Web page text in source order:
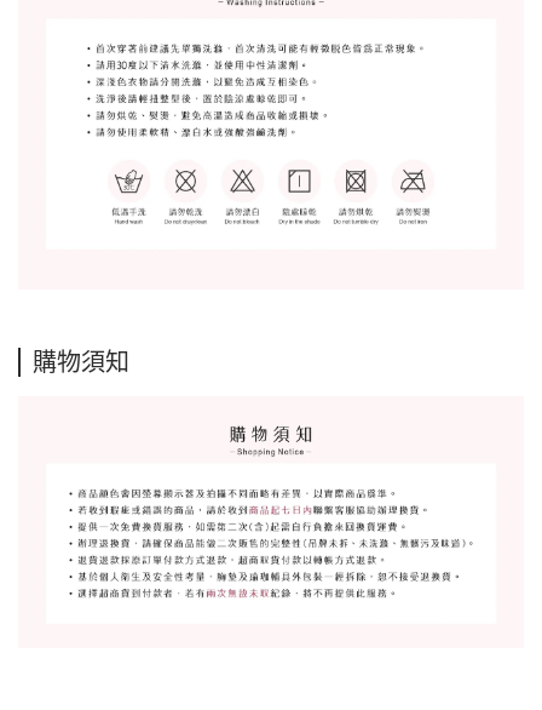
購物須知